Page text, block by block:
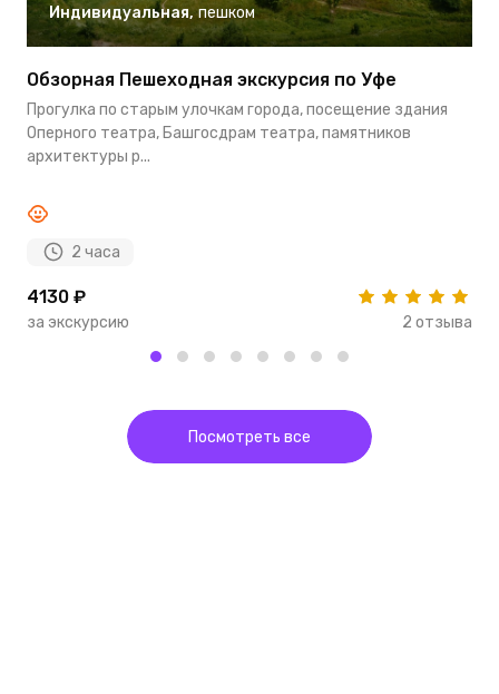
Индивидуальная, пешком
Обзорная Пешеходная экскурсия по Уфе
Прогулка по старым улочкам города, посещение здания
Оперного театра, Башгосдрам театра, памятников
архитектуры р...
2 часа
4130 ₽
за экскурсию 2 отзыва
Посмотреть все